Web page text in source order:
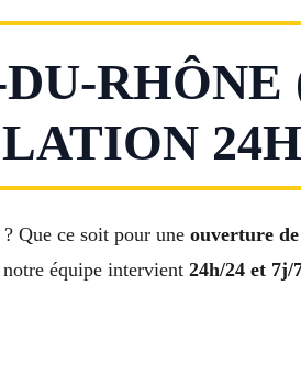
RHÔNE
? Que ce soit pour une ouverture
équipe intervient 24h/24 et 7j/